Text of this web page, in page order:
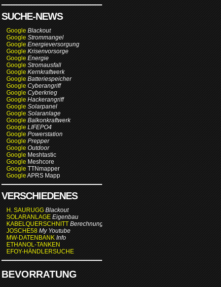
SUCHE-NEWS
Google Blackout
Google Strommangel
Google Energieversorgung
Google Krisenvorsorge
Google Energie
Google Stromausfall
Google Kernkraftwerk
Google Batteriespeicher
Google Cyberangriff
Google Cyberkrieg
Google Hackerangriff
Google Solarpanel
Google Solaranlage
Google Balkonkraftwerk
Google LIFEPO4
Google Powerstation
Google Prepper
Google Outdoor
Google Meshtastic
Google Meshcore
Google TTNmapper
Google APRS Mapp
VERSCHIEDENES
H. SAURUGG Blackout
SOLARANLAGE Eigenbau
KABELQUERSCHNITT Berechnung
JOSCHE58 My Youtube
MW-DATENBANK Info
ETHANOL-TANKEN
EFOY-HÄNDLERSUCHE
BEVORRATUNG